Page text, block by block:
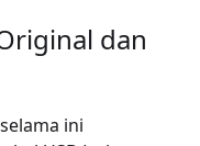
dan
ini